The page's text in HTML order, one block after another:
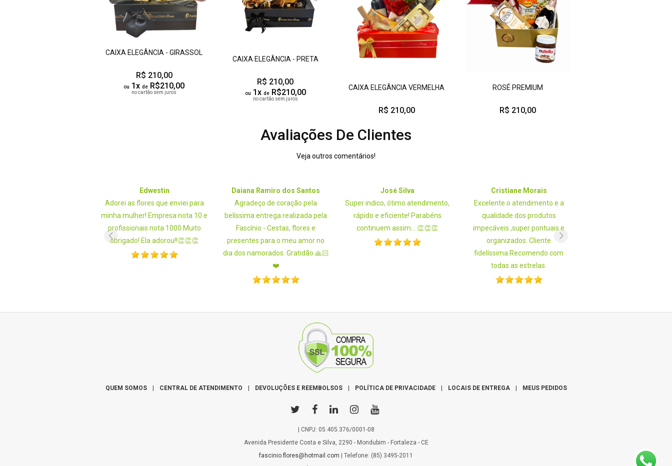
CAIXA ELEGÂNCIA - GIRASSOL
R$ 210,00
ou 1xde R$210,00
no cartão sem juros
CAIXA ELEGÂNCIA - PRETA
R$ 210,00
ou 1x de R$210,00
no cartão sem juros
CAIXA ELEGÂNCIA VERMELHA
R$ 210,00
ROSÉ PREMIUM
R$ 210,00
Avaliações De Clientes
Veja outros comentários!
Edwestin
Adorei as flores que enviei para
minha mulher! Empresa nota 10 e
profissionais nota 1000.Muito
obrigado! Ela adorou!!👏👏👏
Daiana Ramiro dos Santos
Agradeço de coração pela
belíssima entrega realizada pela
Fascínio - Cestas, flores e
presentes para o meu amor no
dia dos namorados. Gratidão 🙏🏻
❤️
José Silva
Super indico, ótimo atendimento,
rápido e eficiente! Parabéns
continuem assim....👏👏👏
Cristiane Morais
Excelente o atendimento e a
qualidade dos produtos
impecáveis ,super pontuais e
organizados. Cliente
fidelíssima.Recomendo com
todas as estrelas.
QUEM SOMOS CENTRAL DE ATENDIMENTO DEVOLUÇÕES E REEMBOLSOS POLÍTICA DE PRIVACIDADE LOCAIS DE ENTREGA MEUS PEDIDOS
| CNPJ: 05.405.376/0001-08
Avenida Presidente Costa e Silva, 2290 - Mondubim - Fortaleza - CE
fascinio.flores@hotmail.com | Telefone: (85) 3495-2011